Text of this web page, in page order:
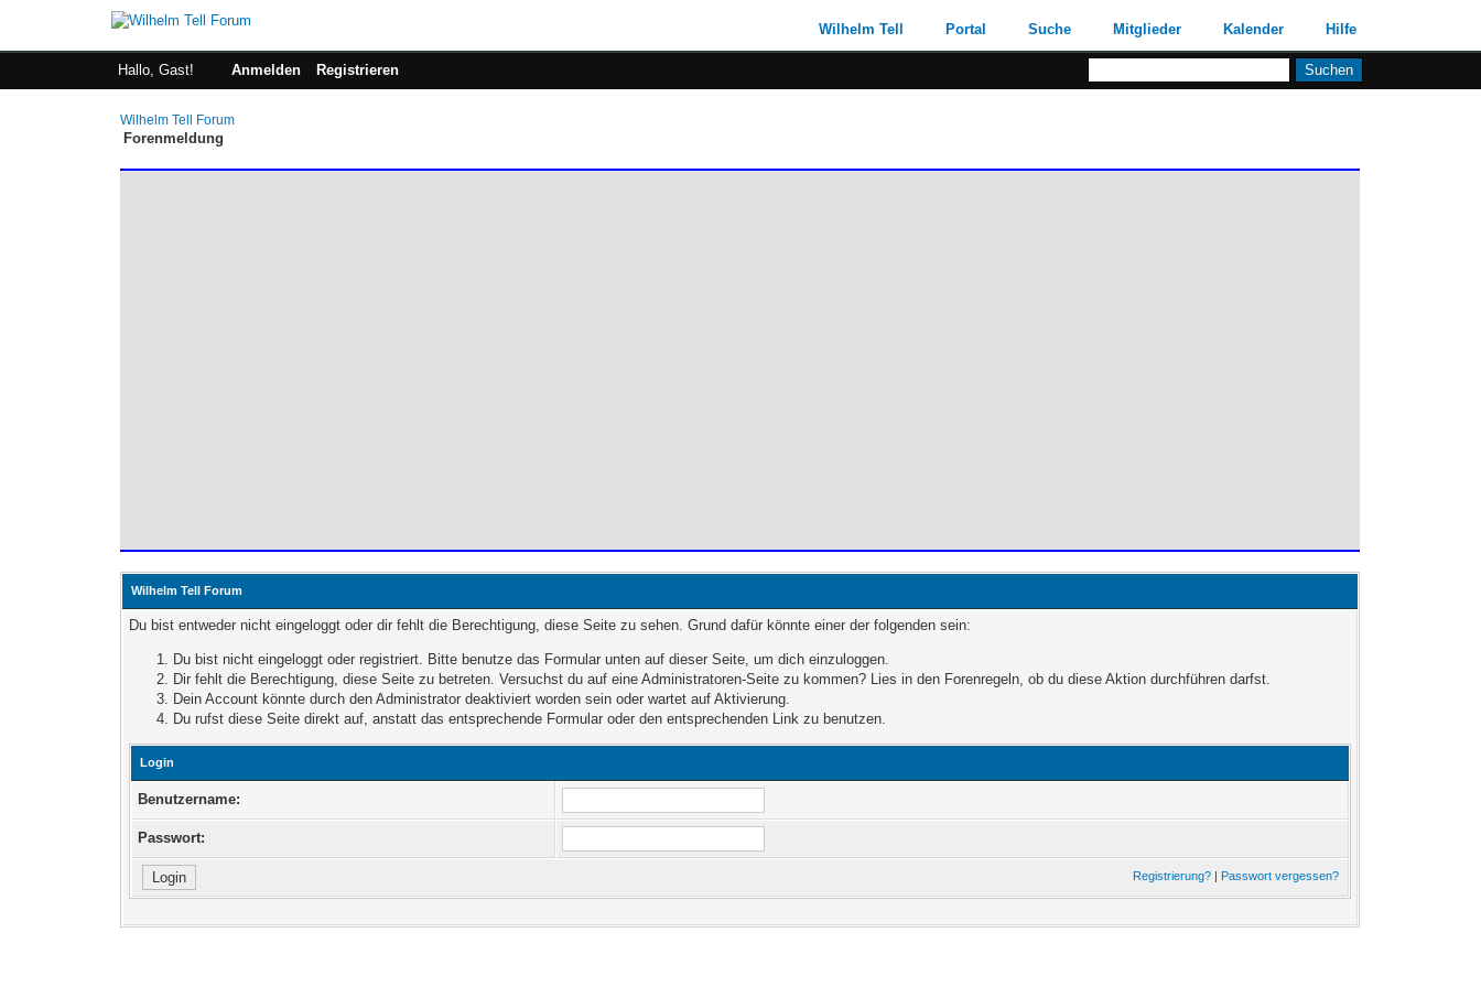
Wilhelm Tell Portal Suche Mitglieder Kalender Hilfe
Hallo, Gast! Anmelden Registrieren
Wilhelm Tell Forum
Forenmeldung
Wilhelm Tell Forum
Du bist entweder nicht eingeloggt oder dir fehlt die Berechtigung, diese Seite zu sehen. Grund dafür könnte einer der folgenden sein:
Du bist nicht eingeloggt oder registriert. Bitte benutze das Formular unten auf dieser Seite, um dich einzuloggen.
Dir fehlt die Berechtigung, diese Seite zu betreten. Versuchst du auf eine Administratoren-Seite zu kommen? Lies in den Forenregeln, ob du diese Aktion durchführen darfst.
Dein Account könnte durch den Administrator deaktiviert worden sein oder wartet auf Aktivierung.
Du rufst diese Seite direkt auf, anstatt das entsprechende Formular oder den entsprechenden Link zu benutzen.
Login
Benutzername:
Passwort:
Registrierung? | Passwort vergessen?